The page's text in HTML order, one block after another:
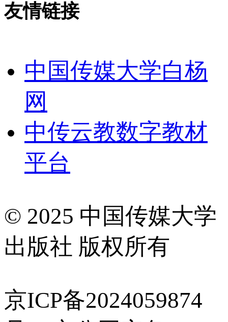
友情链接
中国传媒大学白杨
网
中传云教数字教材
平台
© 2025 中国传媒大学
出版社 版权所有
京ICP备2024059874